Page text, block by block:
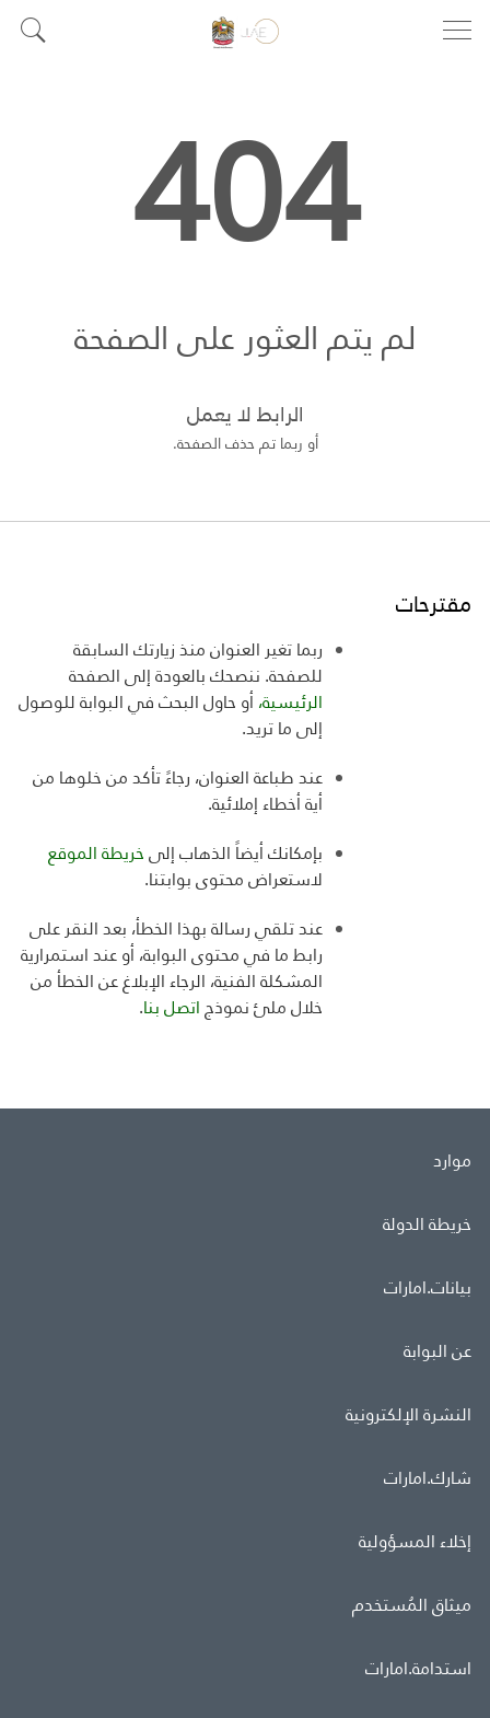
404
لم يتم العثور على الصفحة
الرابط لا يعمل
أو ربما تم حذف الصفحة.
مقترحات
ربما تغير العنوان منذ زيارتك السابقة
للصفحة. ننصحك بالعودة إلى الصفحة
الرئيسية، أو حاول البحث في البوابة للوصول
إلى ما تريد.
عند طباعة العنوان، رجاءً تأكد من خلوها من
أية أخطاء إملائية.
بإمكانك أيضاً الذهاب إلى خريطة الموقع
لاستعراض محتوى بوابتنا.
عند تلقي رسالة بهذا الخطأ، بعد النقر على
رابط ما في محتوى البوابة، أو عند استمرارية
المشكلة الفنية، الرجاء الإبلاغ عن الخطأ من
خلال ملئ نموذج اتصل بنا.
موارد
خريطة الدولة
بيانات.امارات
عن البوابة
النشرة الإلكترونية
شارك.امارات
إخلاء المسؤولية
ميثاق المُستخدم
استدامة.امارات